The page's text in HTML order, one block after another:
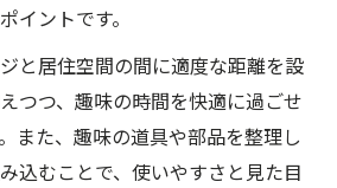
イントです。
と居住空間の間に適度な距離を設
つつ、趣味の時間を快適に過ごせ
また、趣味の道具や部品を整理し
込むことで、使いやすさと見た目